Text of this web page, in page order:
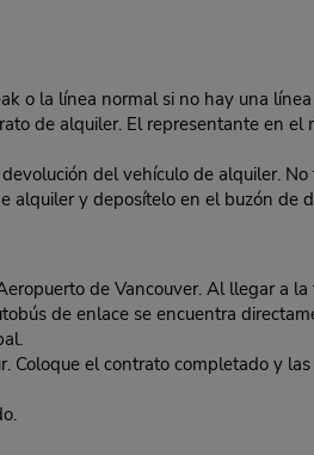
o la línea normal si no hay una
de alquiler. El representante en
del vehículo de alquiler.
y deposítelo en el buzón de
de Vancouver. Al llegar a
de enlace se encuentra
Coloque el contrato completado y